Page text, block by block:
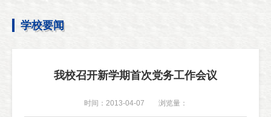
学校要闻
我校召开新学期首次党务工作会议
时间：2013-04-07 浏览量：